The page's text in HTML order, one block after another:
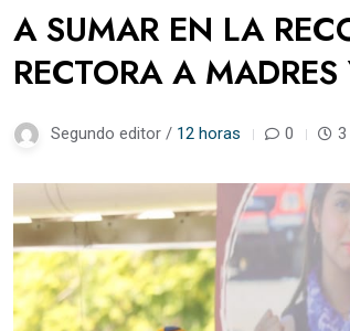
A SUMAR EN LA
RECTORA A
Segundo editor / 12 horas 0 3